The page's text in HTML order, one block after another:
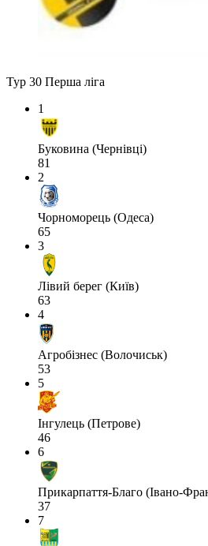
Тур 30 Перша ліга
1
Буковина (Чернівці)
81
2
Чорноморець (Одеса)
65
3
Лівий берег (Київ)
63
4
Агробізнес (Волочиськ)
53
5
Інгулець (Петрове)
46
6
Прикарпаття-Благо (Івано-
37
7